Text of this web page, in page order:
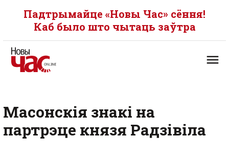
Падтрымайце «Новы Час» сёння!
Каб было што чытаць заўтра
Масонскія знакі на
партрэце князя Радзівіла